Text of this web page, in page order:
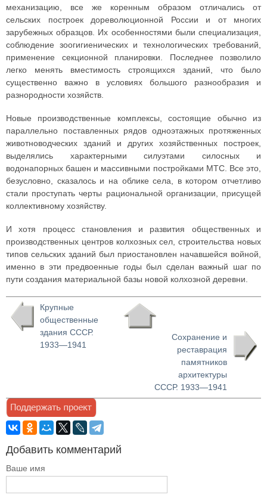
механизацию, все же коренным образом отличались от
сельских построек дореволюционной России и от многих
зарубежных образцов. Их особенностями были специализация,
соблюдение зоогигиенических и технологических требований,
применение секционной планировки. Последнее позволило
легко менять вместимость строящихся зданий, что было
существенно важно в условиях большого разнообразия и
разнородности хозяйств.
Новые производственные комплексы, состоящие обычно из
параллельно поставленных рядов одноэтажных протяженных
животноводческих зданий и других хозяйственных построек,
выделялись характерными силуэтами силосных и
водонапорных башен и массивными постройками МТС. Все это,
безусловно, сказалось и на облике села, в котором отчетливо
стали проступать черты рациональной организации, присущей
коллективному хозяйству.
И хотя процесс становления и развития общественных и
производственных центров колхозных сел, строительства новых
типов сельских зданий был приостановлен начавшейся войной,
именно в эти предвоенные годы был сделан важный шаг по
пути создания материальной базы новой колхозной деревни.
Крупные
общественные
здания СССР.
1933—1941
Сохранение и
реставрация
памятников
архитектуры
СССР. 1933—1941
Добавить комментарий
Ваше имя